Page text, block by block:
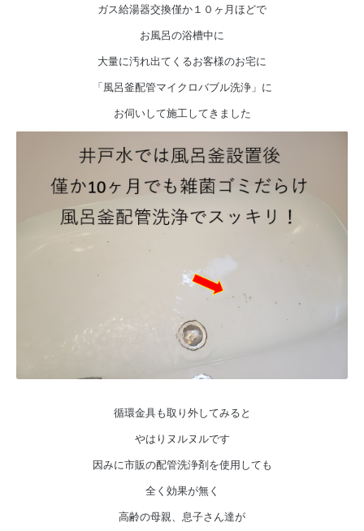
ガス給湯器交換僅か１０ヶ月ほどで
お風呂の浴槽中に
大量に汚れ出てくるお客様のお宅に
「風呂釜配管マイクロバブル洗浄」に
お伺いして施工してきました
循環金具も取り外してみると
やはりヌルヌルです
因みに市販の配管洗浄剤を使用しても
全く効果が無く
高齢の母親、息子さん達が